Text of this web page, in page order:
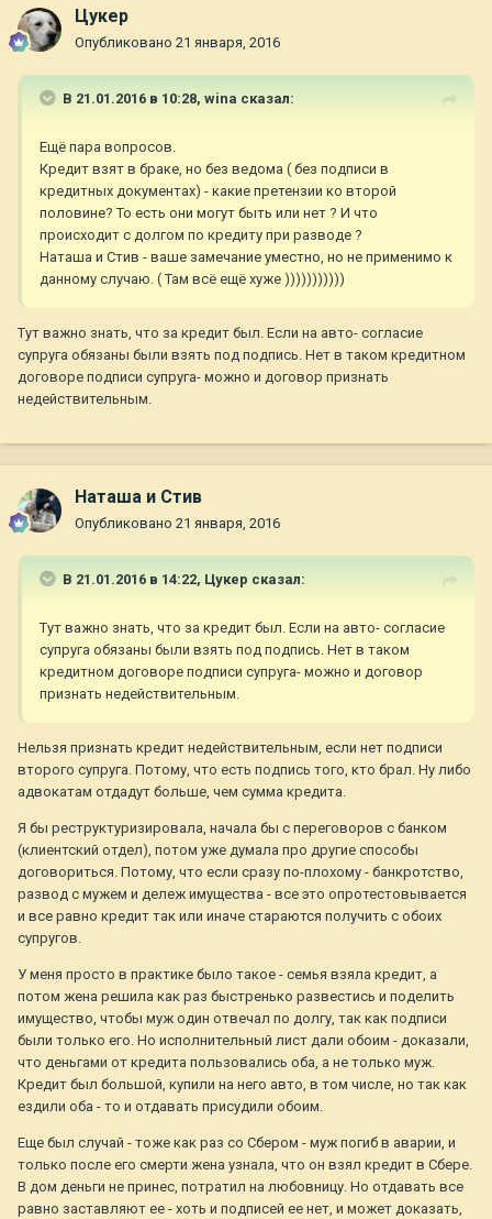
Цукер
Опубликовано 21 января, 2016
В 21.01.2016 в 10:28, wina сказал:
Ещё пара вопросов.
Кредит взят в браке, но без ведома ( без подписи в
кредитных документах) - какие претензии ко второй
половине? То есть они могут быть или нет ? И что
происходит с долгом по кредиту при разводе ?
Наташа и Стив - ваше замечание уместно, но не применимо к
данному случаю. ( Там всё ещё хуже )))))))))))
Тут важно знать, что за кредит был. Если на авто- согласие
супруга обязаны были взять под подпись. Нет в таком кредитном
договоре подписи супруга- можно и договор признать
недействительным.
Наташа и Стив
Опубликовано 21 января, 2016
В 21.01.2016 в 14:22, Цукер сказал:
Тут важно знать, что за кредит был. Если на авто- согласие
супруга обязаны были взять под подпись. Нет в таком
кредитном договоре подписи супруга- можно и договор
признать недействительным.
Нельзя признать кредит недействительным, если нет подписи
второго супруга. Потому, что есть подпись того, кто брал. Ну либо
адвокатам отдадут больше, чем сумма кредита.
Я бы реструктуризировала, начала бы с переговоров с банком
(клиентский отдел), потом уже думала про другие способы
договориться. Потому, что если сразу по-плохому - банкротство,
развод с мужем и дележ имущества - все это опротестовывается
и все равно кредит так или иначе стараются получить с обоих
супругов.
У меня просто в практике было такое - семья взяла кредит, а
потом жена решила как раз быстренько развестись и поделить
имущество, чтобы муж один отвечал по долгу, так как подписи
были только его. Но исполнительный лист дали обоим - доказали,
что деньгами от кредита пользовались оба, а не только муж.
Кредит был большой, купили на него авто, в том числе, но так как
ездили оба - то и отдавать присудили обоим.
Еще был случай - тоже как раз со Сбером - муж погиб в аварии, и
только после его смерти жена узнала, что он взял кредит в Сбере.
В дом деньги не принес, потратил на любовницу. Но отдавать все
равно заставляют ее - хоть и подписей ее нет, и может доказать,